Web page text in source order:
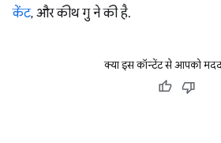
केंट, और कीथ गु ने की है.
क्या इस कॉन्टेंट से आपको